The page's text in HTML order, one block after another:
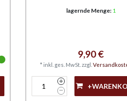
lagernde Menge: 1
9,90 €
* inkl. ges. MwSt. zzgl.